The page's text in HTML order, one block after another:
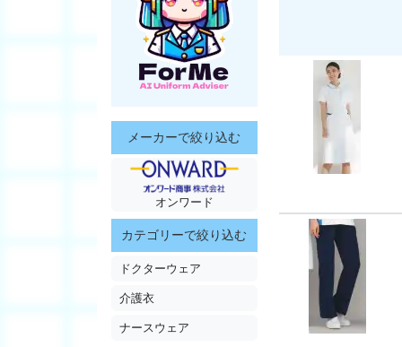
メーカーで絞り込む
オンワード
カテゴリーで絞り込む
ドクターウェア
介護衣
ナースウェア